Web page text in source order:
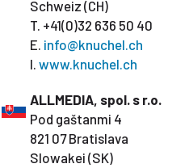
Schweiz (CH)
T. +41(0)32 636 50 40
E. info@knuchel.ch
I. www.knuchel.ch
ALLMEDIA, spol. s r.o.
Pod gaštanmi 4
821 07 Bratislava
Slowakei (SK)